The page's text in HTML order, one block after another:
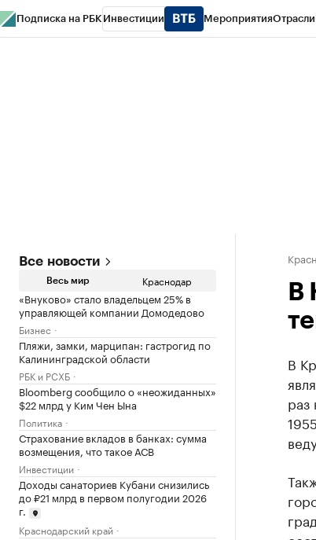
Подписка на РБК Инвестиции МероприятияОтрасли
Все новости
Весь мир Краснодар
«Внуково» стало владельцем 25% в
управляющей компании Домодедово
Бизнес
Пляжи, замки, марципан: гастрогид по
Калининградской области
РБК и РСХБ
Bloomberg сообщило о «неожиданных»
$22 млрд у Ким Чен Ына
Политика
Страхование вкладов в банках: сумма
возмещения, что такое АСВ
Инвестиции
Доходы санаториев Кубани снизились
до ₽21 млрд в первом полугодии 2026
г.
Краснодарский край
В
В
раз